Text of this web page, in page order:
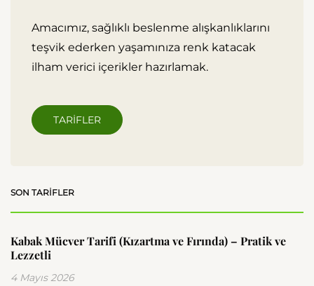
Amacımız, sağlıklı beslenme alışkanlıklarını
teşvik ederken yaşamınıza renk katacak
ilham verici içerikler hazırlamak.
TARIFLER
SON TARIFLER
Kabak Mücver Tarifi (Kızartma ve Fırında) – Pratik ve
Lezzetli
4 Mayıs 2026